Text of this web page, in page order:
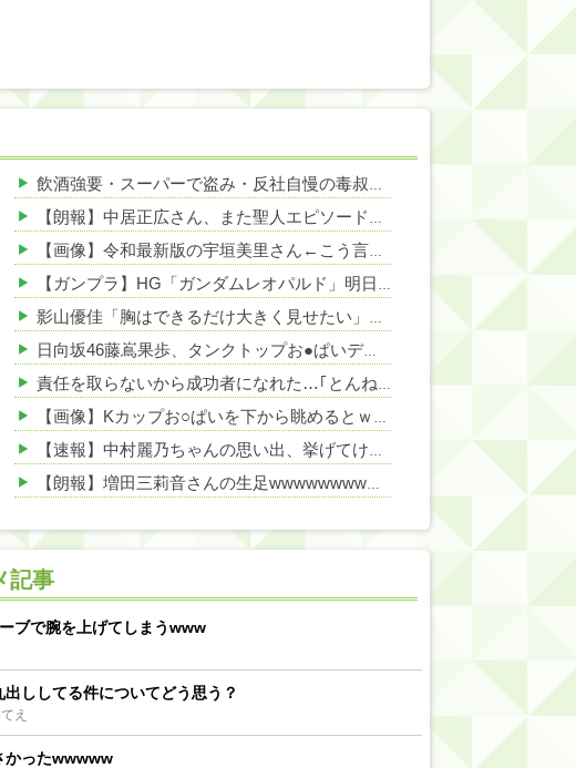
NEW!
NEW!
NEW!
飲酒強要・スーパーで盗み・反社自慢の毒叔母一家。法事でも虚偽の金銭要求と暴力で脅されトラウマに…祖母の死をきっかけに恐怖の親戚と「永久絶縁」を決意←自分の身の安全を最優先にして大正解
【朗報】中居正広さん、また聖人エピソードが追加されるｗｗｗｗｗ
【画像】令和最新版の宇垣美里さん←こう言うのでいいんだよが目一杯詰まってると話題にw w w w w w w w w
【ガンプラ】HG「ガンダムレオパルド」明日発売【試作・パッケージ画像追加】
影山優佳「胸はできるだけ大きく見せたい」NEW!
日向坂46藤嶌果歩、タンクトップお●ぱいデッカ！横乳が揺れ過ぎ最高！
責任を取らないから成功者になれた…｢とんねるず｣｢おニャン子｣｢AKB｣とヒットを出し続けた秋元康の哲学！！！
【画像】Kカップお○ぱいを下から眺めるとｗｗｗ
【速報】中村麗乃ちゃんの思い出、挙げてけwwwwwwwwwww
【朗報】増田三莉音さんの生足wwwwwwwwwwww
乃木坂46『オリコン上半期SG1位獲得!!』←もうこれ今が全盛期だろwwwwww
Powered by livedoor 相互RSS
記事
ブで腕を上げてしまうwww
ししてる件についてどう思う？
え
かったwwwww